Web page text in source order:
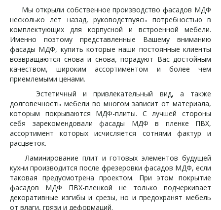
Мы открыли собственное производство фасадов МДФ
несколько лет назад, руководствуясь потребностью в
комплектующих для корпусной и встроенной мебели.
Именно поэтому представленные Вашему вниманию
фасады МДФ, купить которые наши постоянные клиенты
возвращаются снова и снова, порадуют Вас достойным
качеством, широким ассортиментом и более чем
приемлемыми ценами.
Эстетичный и привлекательный вид, а также
долговечность мебели во многом зависит от материала,
которым покрываются МДФ-плиты. С лучшей стороны
себя зарекомендовали фасады МДФ в пленке ПВХ,
ассортимент которых исчисляется сотнями фактур и
расцветок.
Ламинирование плит и готовых элементов будущей
кухни производится после фрезеровки фасадов МДФ, если
таковая предусмотрена проектом. При этом покрытие
фасадов МДФ ПВХ-пленкой не только подчеркивает
декоративные изгибы и срезы, но и предохранят мебель
от влаги, грязи и деформаций.